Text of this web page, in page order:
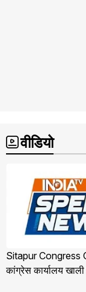
वीडियो
Sitapur Congress
कांग्रेस कार्यालय